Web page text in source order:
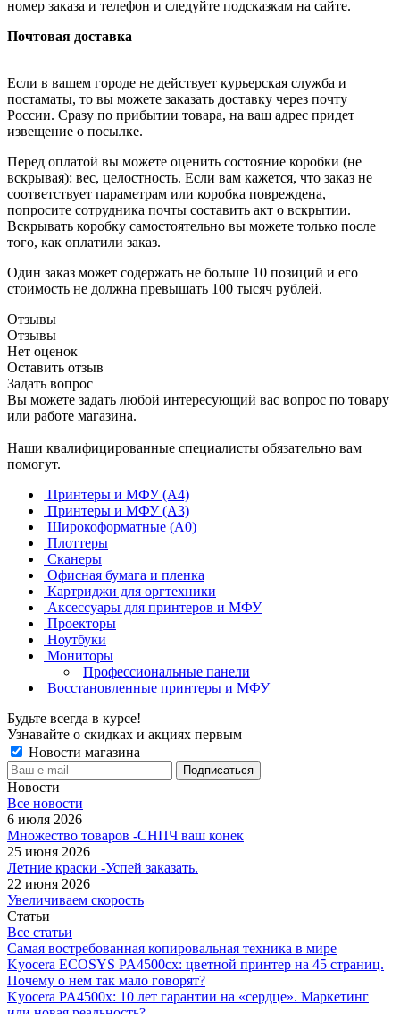
номер заказа и телефон и следуйте подсказкам на сайте.
Почтовая доставка
Если в вашем городе не действует курьерская служба и
постаматы, то вы можете заказать доставку через почту
России. Сразу по прибытии товара, на ваш адрес придет
извещение о посылке.
Перед оплатой вы можете оценить состояние коробки (не
вскрывая): вес, целостность. Если вам кажется, что заказ не
соответствует параметрам или коробка повреждена,
попросите сотрудника почты составить акт о вскрытии.
Вскрывать коробку самостоятельно вы можете только после
того, как оплатили заказ.
Один заказ может содержать не больше 10 позиций и его
стоимость не должна превышать 100 тысяч рублей.
Отзывы
Отзывы
Нет оценок
Оставить отзыв
Задать вопрос
Вы можете задать любой интересующий вас вопрос по товару
или работе магазина.
Наши квалифицированные специалисты обязательно вам
помогут.
Принтеры и МФУ (А4)
Принтеры и МФУ (А3)
Широкоформатные (А0)
Плоттеры
Сканеры
Офисная бумага и пленка
Картриджи для оргтехники
Аксессуары для принтеров и МФУ
Проекторы
Ноутбуки
Мониторы
Профессиональные панели
Восстановленные принтеры и МФУ
Будьте всегда в курсе!
Узнавайте о скидках и акциях первым
Новости магазина
Новости
Все новости
6 июля 2026
Множество товаров -СНПЧ ваш конек
25 июня 2026
Летние краски -Успей заказать.
22 июня 2026
Увеличиваем скорость
Статьи
Все статьи
Самая востребованная копировальная техника в мире
Kyocera ECOSYS PA4500cx: цветной принтер на 45 страниц.
Почему о нем так мало говорят?
Kyocera PA4500x: 10 лет гарантии на «сердце». Маркетинг